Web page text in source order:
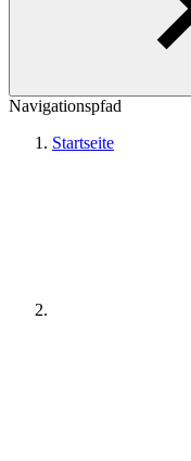
Navigationspfad
Startseite